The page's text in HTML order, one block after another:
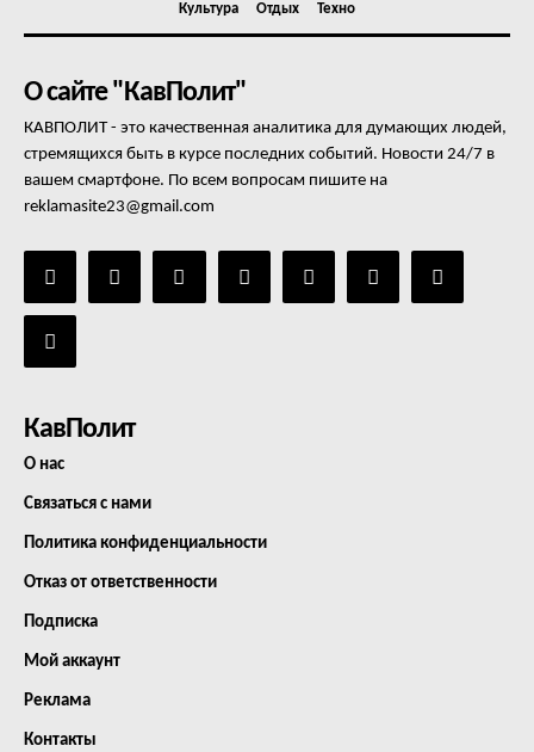
Культура
Отдых Техно
О сайте "КавПолит"
КАВПОЛИТ - это качественная аналитика для думающих людей,
стремящихся быть в курсе последних событий. Новости 24/7 в
вашем смартфоне. По всем вопросам пишите на
reklamasite23@gmail.com
КавПолит
О нас
Связаться с нами
Политика конфиденциальности
Отказ от ответственности
Подписка
Мой аккаунт
Реклама
Контакты